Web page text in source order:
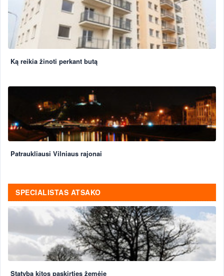
Ką reikia žinoti perkant butą
Patraukliausi Vilniaus rajonai
SPECIALISTAS ATSAKO
Statyba kitos paskirties žemėje